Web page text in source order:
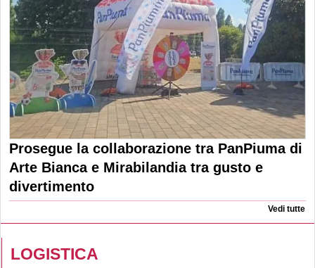
Prosegue la collaborazione tra PanPiuma di
Arte Bianca e Mirabilandia tra gusto e
divertimento
Vedi tutte
LOGISTICA